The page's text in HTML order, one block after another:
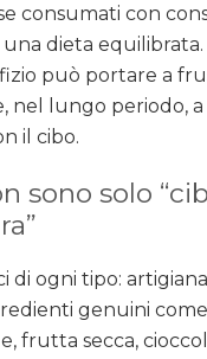
fa
bene
consumati con
dieta equilibrata.
può portare a
nel lungo periodo,
il cibo.
sono solo
di ogni tipo:
genuini
frutta secca,